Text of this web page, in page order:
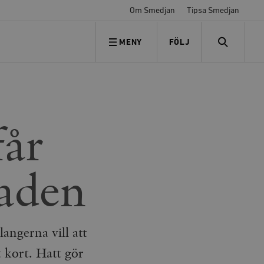
Om Smedjan Tipsa Smedjan
MENY FÖLJ
FÖLJ OSS SEARCH
vill att
kort. Hatt gör